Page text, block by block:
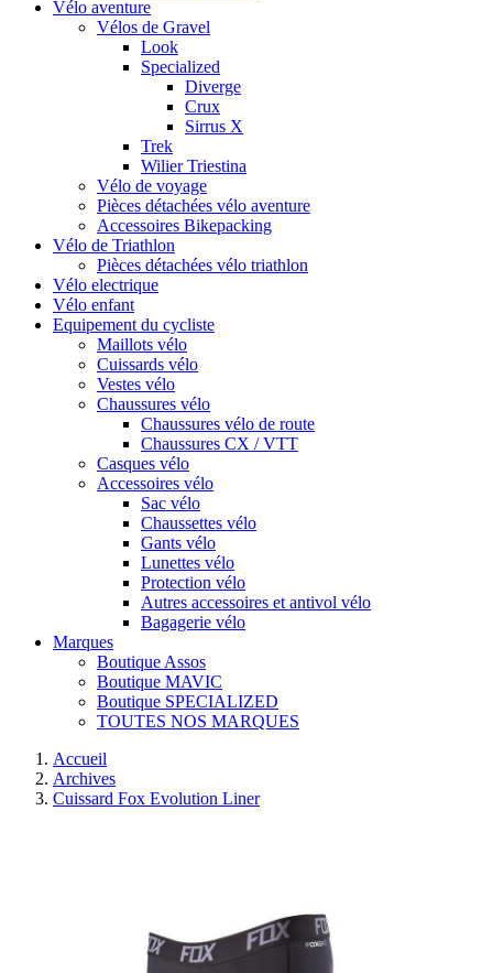
Vélo aventure
Vélos de Gravel
Look
Specialized
Diverge
Crux
Sirrus X
Trek
Wilier Triestina
Vélo de voyage
Pièces détachées vélo aventure
Accessoires Bikepacking
Vélo de Triathlon
Pièces détachées vélo triathlon
Vélo electrique
Vélo enfant
Equipement du cycliste
Maillots vélo
Cuissards vélo
Vestes vélo
Chaussures vélo
Chaussures vélo de route
Chaussures CX / VTT
Casques vélo
Accessoires vélo
Sac vélo
Chaussettes vélo
Gants vélo
Lunettes vélo
Protection vélo
Autres accessoires et antivol vélo
Bagagerie vélo
Marques
Boutique Assos
Boutique MAVIC
Boutique SPECIALIZED
TOUTES NOS MARQUES
Accueil
Archives
Cuissard Fox Evolution Liner